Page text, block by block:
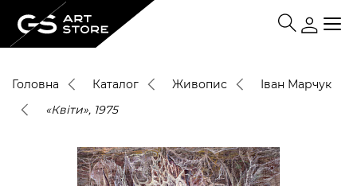
Головна Каталог Живопис
Іван Марчук
«Квіти», 1975